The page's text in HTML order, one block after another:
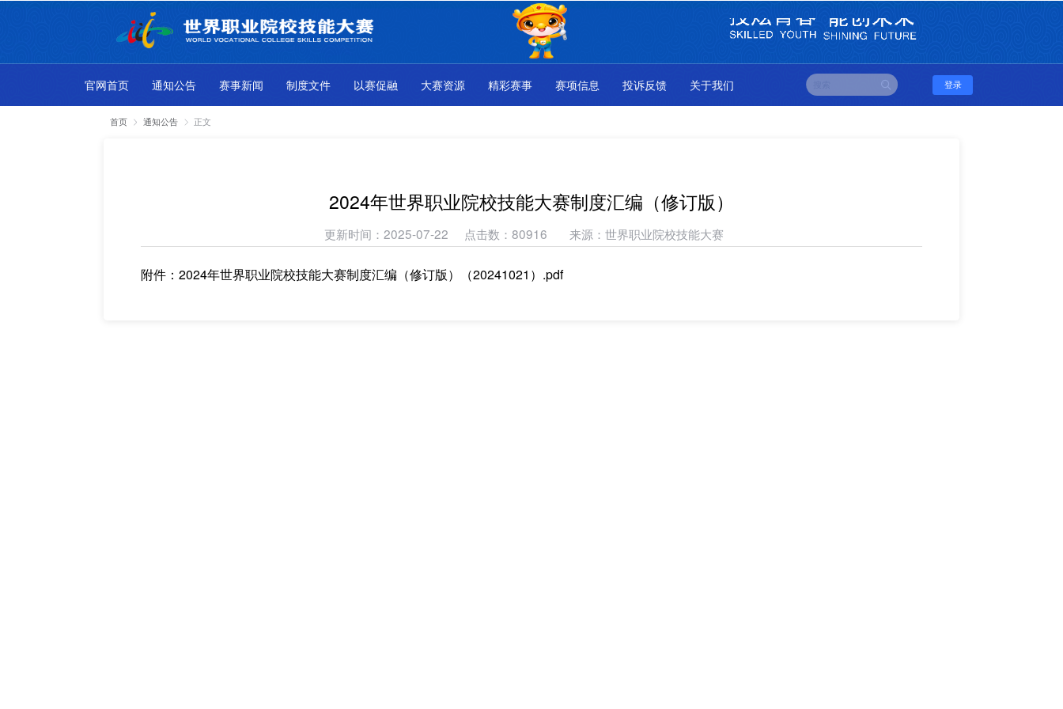
官网首页 通知公告 赛事新闻 制度文件 以赛促融 大赛资源 精彩赛事 赛项信息 投诉反馈 关于我们 登录
首页 通知公告 正文
2024年世界职业院校技能大赛制度汇编（修订版）
更新时间：2025-07-22 点击数：80916 来源：世界职业院校技能大赛
附件：2024年世界职业院校技能大赛制度汇编（修订版）（20241021）.pdf